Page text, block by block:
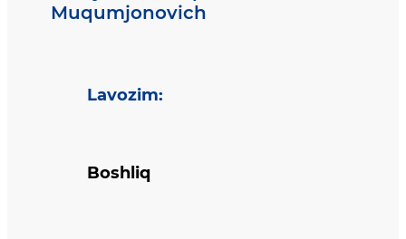
Muqumjonovich
Lavozim:
Boshliq